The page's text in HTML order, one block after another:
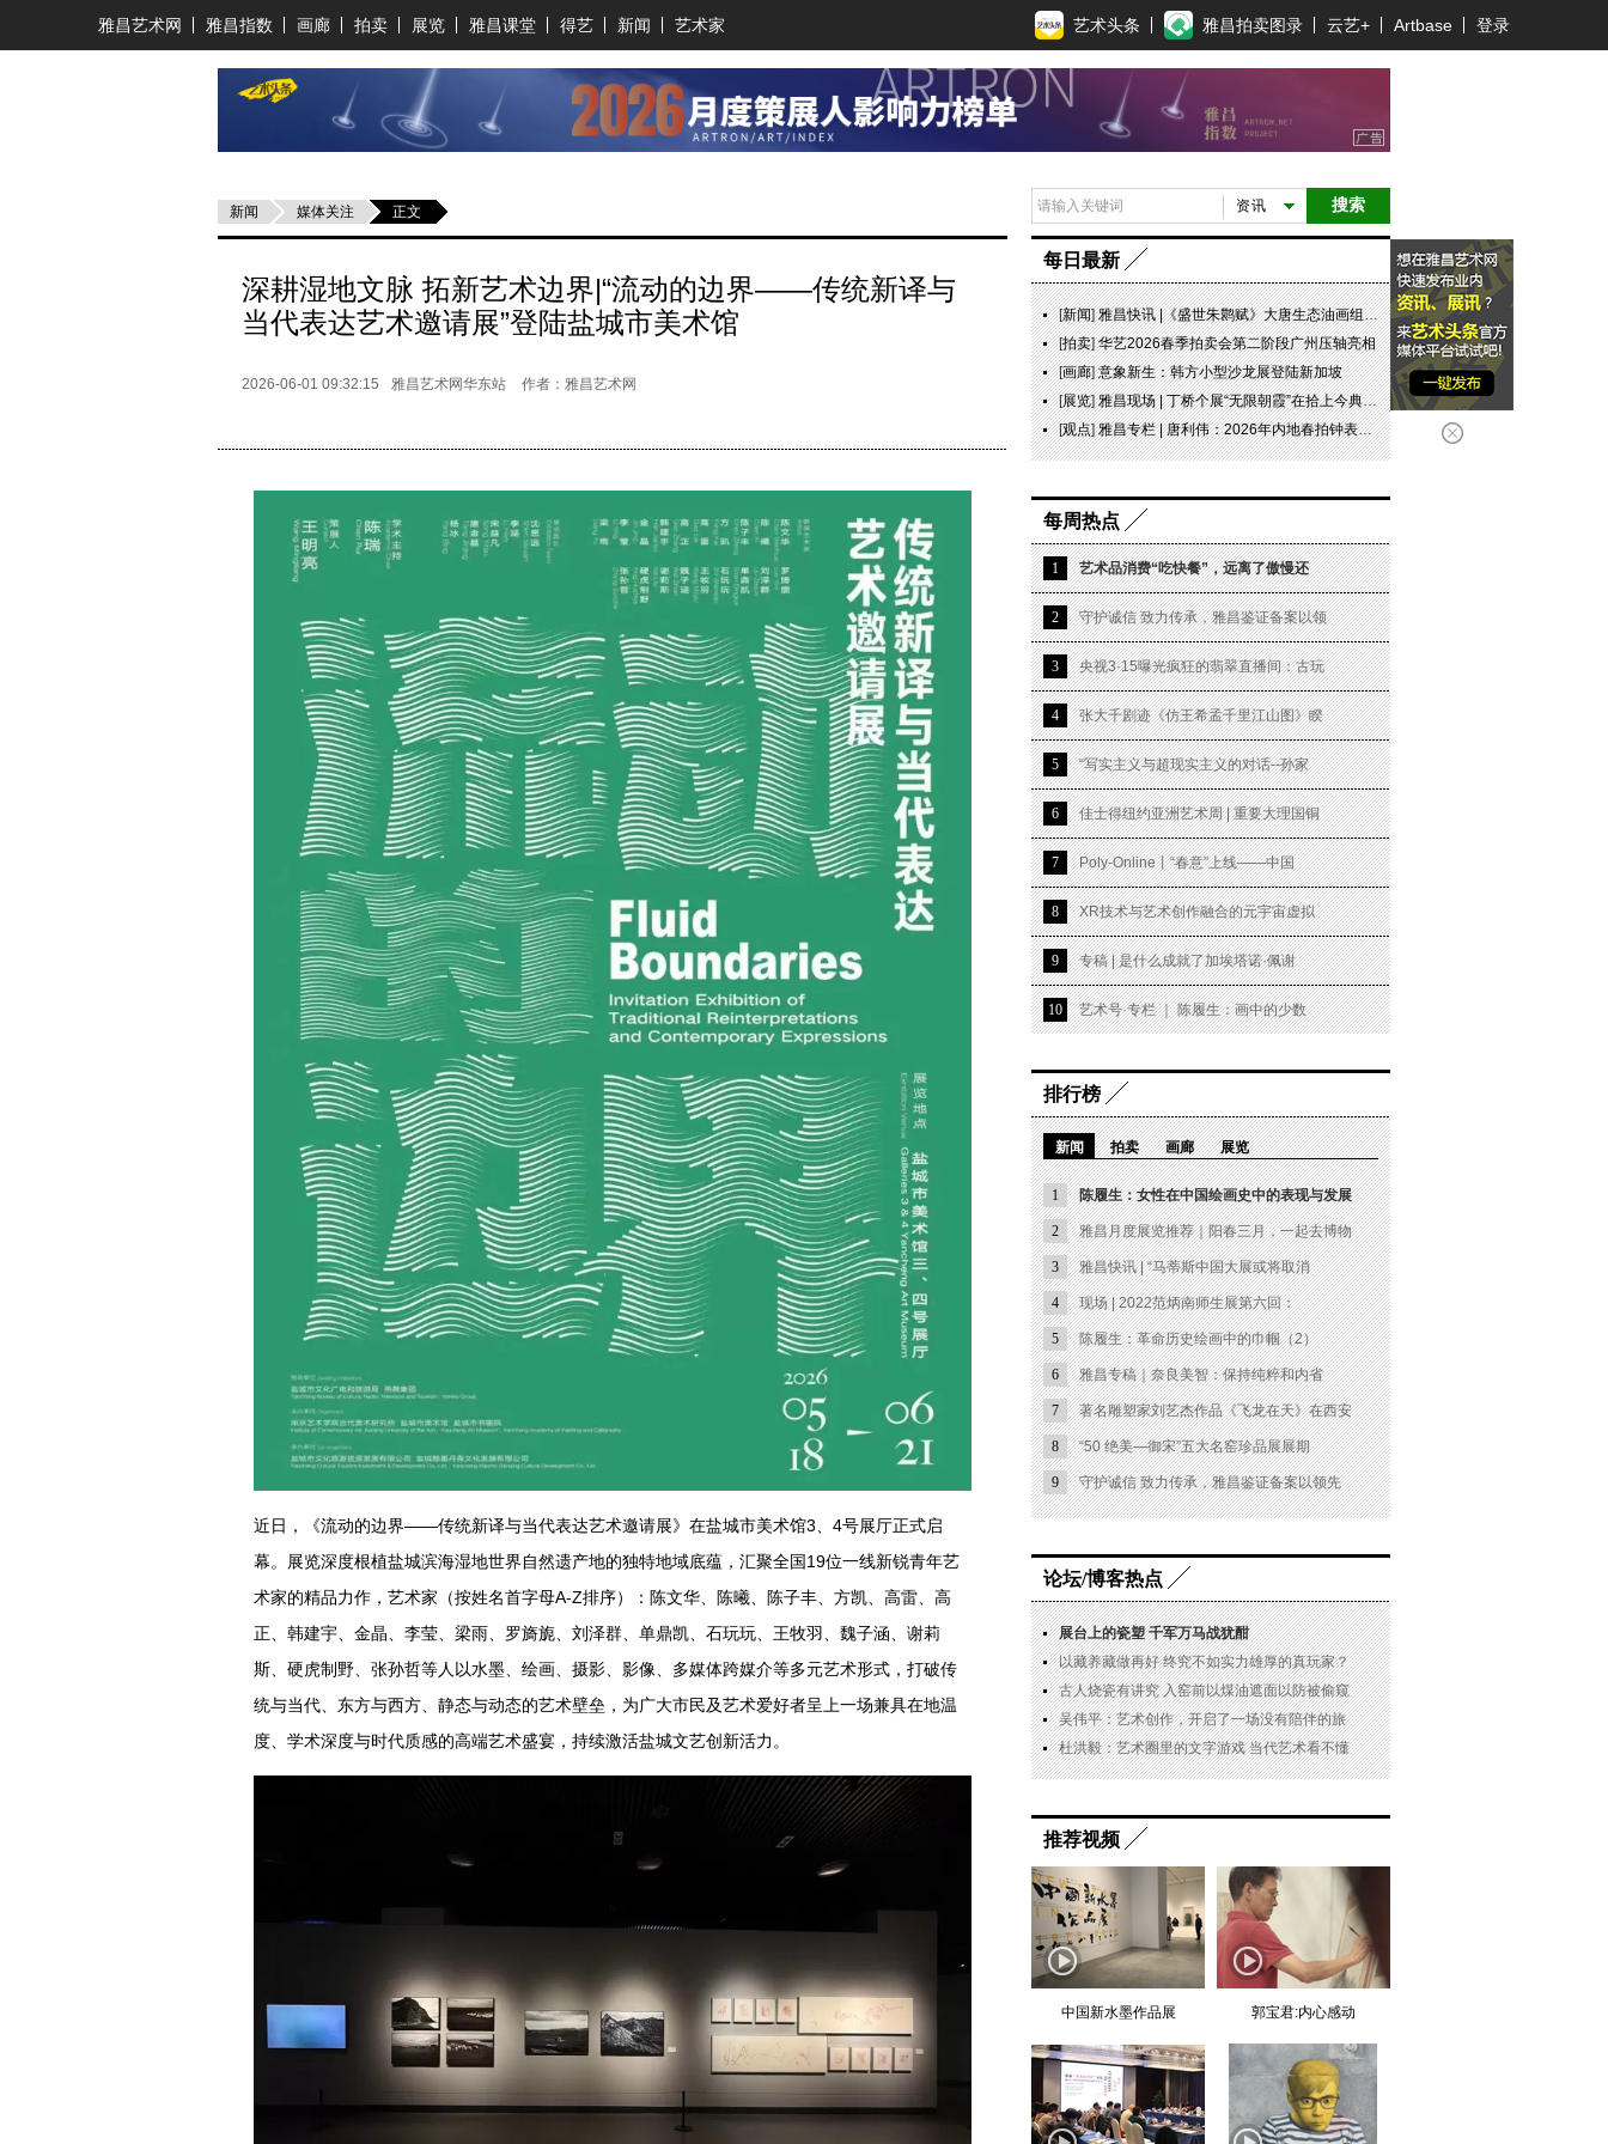
雅昌艺术网 雅昌指数 画廊 拍卖 展览 雅昌课堂 得艺 新闻 艺术家 艺术头条 雅昌拍卖图录 云艺+ Artbase 登录
新闻 媒体关注 正文
深耕湿地文脉 拓新艺术边界|“流动的边界——传统新译与
当代表达艺术邀请展”登陆盐城市美术馆
2026-06-01 09:32:15 雅昌艺术网华东站 作者：雅昌艺术网
近日，《流动的边界——传统新译与当代表达艺术邀请展》在盐城市美术馆3、4号展厅正式启
幕。展览深度根植盐城滨海湿地世界自然遗产地的独特地域底蕴，汇聚全国19位一线新锐青年艺
术家的精品力作，艺术家（按姓名首字母A-Z排序）：陈文华、陈曦、陈子丰、方凯、高雷、高
正、韩建宇、金晶、李莹、梁雨、罗旖旎、刘泽群、单鼎凯、石玩玩、王牧羽、魏子涵、谢莉
斯、硬虎制野、张孙哲等人以水墨、绘画、摄影、影像、多媒体跨媒介等多元艺术形式，打破传
统与当代、东方与西方、静态与动态的艺术壁垒，为广大市民及艺术爱好者呈上一场兼具在地温
度、学术深度与时代质感的高端艺术盛宴，持续激活盐城文艺创新活力。
搜索
资讯
每日最新
[新闻]雅昌快讯 |《盛世朱鹮赋》大唐生态油画组画即将启动AI创新短剧创作（含视频）
[拍卖]华艺2026春季拍卖会第二阶段广州压轴亮相
[画廊]意象新生：韩方小型沙龙展登陆新加坡
[展览]雅昌现场 | 丁桥个展“无限朝霞”在拾上今典艺术中心开幕
[观点]雅昌专栏 | 唐利伟：2026年内地春拍钟表市场观察 赛道重构、圈层分化与收藏逻辑迭代
每周热点
1 艺术品消费“吃快餐”，远离了傲慢还
2 守护诚信 致力传承，雅昌鉴证备案以领
3 央视3·15曝光疯狂的翡翠直播间：古玩
4 张大千剧迹《仿王希孟千里江山图》睽
5 “写实主义与超现实主义的对话--孙家
6 佳士得纽约亚洲艺术周 | 重要大理国铜
7 Poly-Online丨“春意”上线——中国
8 XR技术与艺术创作融合的元宇宙虚拟
9 专稿 | 是什么成就了加埃塔诺·佩谢
10 艺术号·专栏 ｜ 陈履生：画中的少数
排行榜
新闻 拍卖 画廊 展览
1 陈履生：女性在中国绘画史中的表现与发展
2 雅昌月度展览推荐｜阳春三月，一起去博物
3 雅昌快讯 | “马蒂斯中国大展或将取消
4 现场 | 2022范炳南师生展第六回：
5 陈履生：革命历史绘画中的巾帼（2）
6 雅昌专稿｜奈良美智：保持纯粹和内省
7 著名雕塑家刘艺杰作品《飞龙在天》在西安
8 “50 绝美—御宋”五大名窑珍品展展期
9 守护诚信 致力传承，雅昌鉴证备案以领先
论坛/博客热点
展台上的瓷塑 千军万马战犹酣
以藏养藏做再好 终究不如实力雄厚的真玩家？
古人烧瓷有讲究 入窑前以煤油遮面以防被偷窥
吴伟平：艺术创作，开启了一场没有陪伴的旅
杜洪毅：艺术圈里的文字游戏 当代艺术看不懂
推荐视频
中国新水墨作品展 郭宝君:内心感动